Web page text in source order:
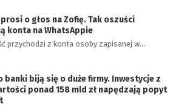
o głos na Zofię. Tak oszuści
konta na WhatsAppie
przychodzi z konta osoby zapisanej w…
banki biją się o duże firmy. Inwestycje z
ponad 158 mld zł napędzają popyt